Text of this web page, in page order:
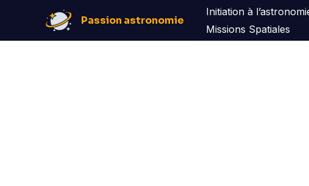
contenu
Passion astronomie
Initiation à
Missions Spatiales